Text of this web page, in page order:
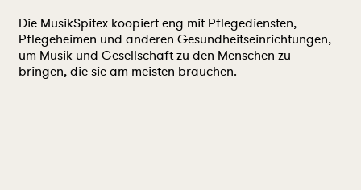
Die MusikSpitex koopiert eng mit Pflegediensten,
Pflegeheimen und anderen Gesundheitseinrichtungen,
um Musik und Gesellschaft zu den Menschen zu
bringen, die sie am meisten brauchen.